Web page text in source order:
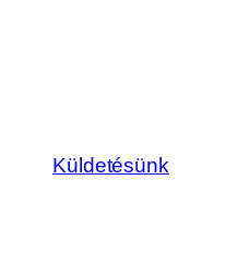
Küldetésünk